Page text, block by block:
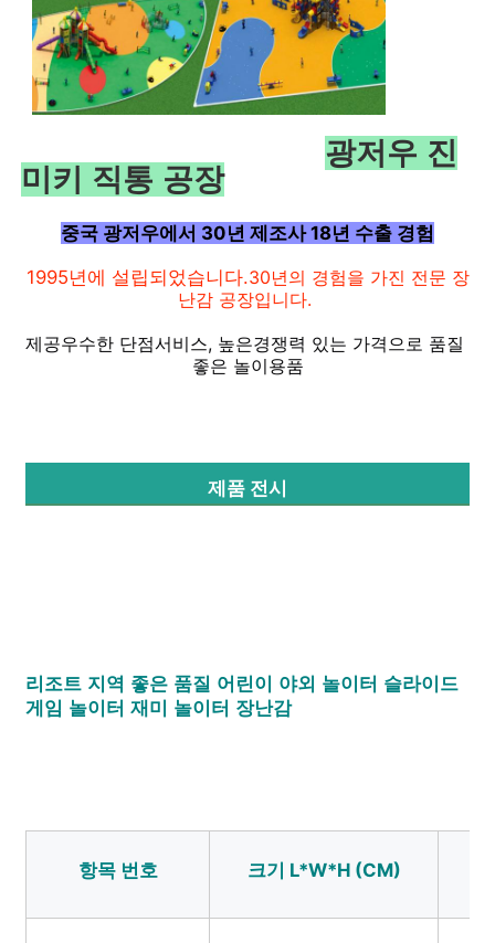
공장 투어
뉴스
견적 요청
광저우 진
미키 직통 공장
중국 광저우에서 30년 제조사 18년 수출 경험
1995년에 설립되었습니다.30년의 경험을 가진 전문 장
난감 공장입니다.
제공우수한 단점서비스, 높은경쟁력 있는 가격으로 품질
좋은 놀이용품
제품 전시
리조트 지역 좋은 품질 어린이 야외 놀이터 슬라이드
게임 놀이터 재미 놀이터 장난감
항목 번호 크기 L*W*H (CM)